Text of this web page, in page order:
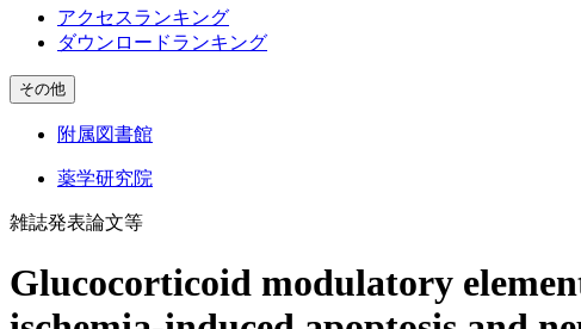
アクセスランキング
ダウンロードランキング
その他
附属図書館
薬学研究院
雑誌発表論文等
Glucocorticoid modulatory